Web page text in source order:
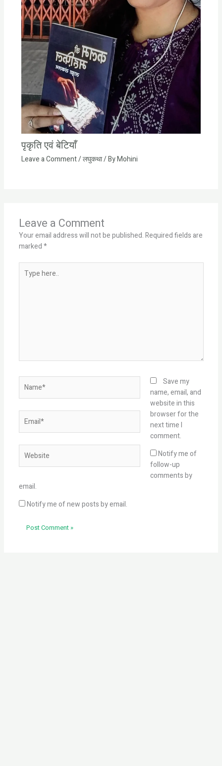
पृकृति एवं बेटियाँ
Leave a Comment/लघुकथा/ ByMohini
Leave a Comment
Your email address will not be published.Required fields are
marked*
here..
Save my
name, email, and
website in this
browser for the
next time I
comment.
Notify me of
follow-up
comments by
email.
Notify me of new posts by email.